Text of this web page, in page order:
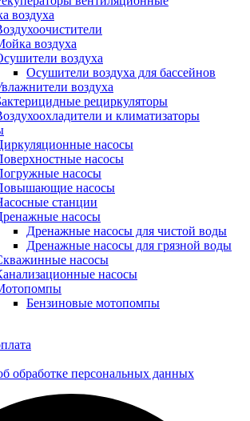
воздуха
воздуха
воздуха
Осушители воздуха для бассейнов
воздуха
рециркуляторы
и климатизаторы
насосы
насосы
насосы
насосы
станции
насосы
Дренажные насосы для чистой воды
Дренажные насосы для грязной воды
насосы
насосы
Бензиновые мотопомпы
обработке персональных данных